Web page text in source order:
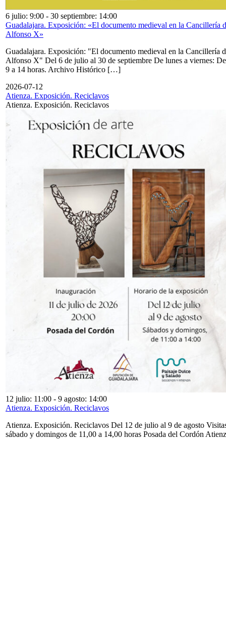
6 julio: 9:00 - 30 septiembre: 14:00
Guadalajara. Exposición: «El documento medieval en la Cancillería
Alfonso X»
Guadalajara. Exposición: "El documento medieval en la Cancillería
Alfonso X" Del 6 de julio al 30 de septiembre De lunes a viernes: De
9 a 14 horas. Archivo Histórico […]
2026-07-12
Atienza. Exposición. Reciclavos
Atienza. Exposición. Reciclavos
12 julio: 11:00 - 9 agosto: 14:00
Atienza. Exposición. Reciclavos
Atienza. Exposición. Reciclavos Del 12 de julio al 9 de agosto
sábado y domingos de 11,00 a 14,00 horas Posada del Cordón